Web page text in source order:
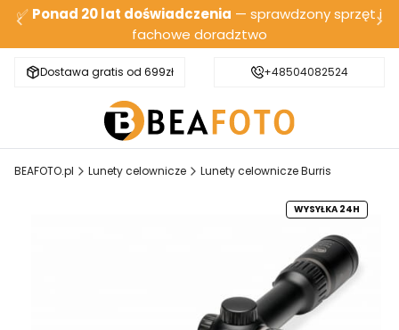
✅ Ponad 20 lat doświadczenia — sprawdzony sprzęt i
fachowe doradztwo
Dostawa gratis od 699zł Bezpieczna wysyłka
+48504082524
BEAFOTO.pl Lunety celownicze Lunety celownicze Burris
WYSYŁKA 24H